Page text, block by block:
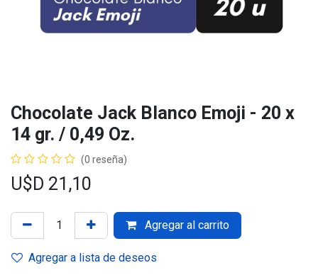
Chocolate Jack Blanco Emoji - 20 x
14 gr. / 0,49 Oz.
(0 reseña)
U$D 21,10
Agregar al carrito
Agregar a lista de deseos